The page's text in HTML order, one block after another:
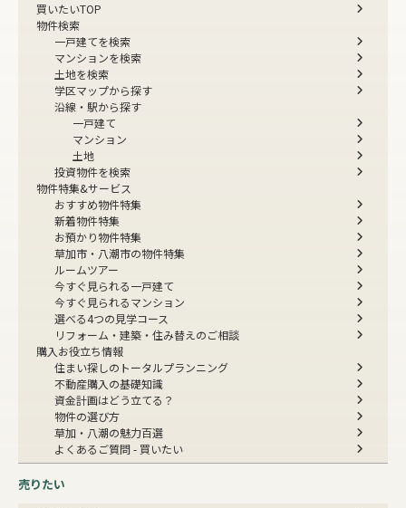
買いたいTOP
物件検索
一戸建てを検索
マンションを検索
土地を検索
学区マップから探す
沿線・駅から探す
一戸建て
マンション
土地
投資物件を検索
物件特集&サービス
おすすめ物件特集
新着物件特集
お預かり物件特集
草加市・八潮市の物件特集
ルームツアー
今すぐ見られる一戸建て
今すぐ見られるマンション
選べる4つの見学コース
リフォーム・建築・住み替えのご相談
購入お役立ち情報
住まい探しのトータルプランニング
不動産購入の基礎知識
資金計画はどう立てる？
物件の選び方
草加・八潮の魅力百選
よくあるご質問 - 買いたい
売りたい